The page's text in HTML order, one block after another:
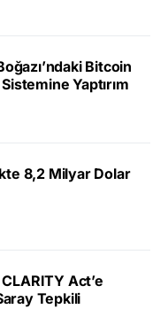
Bitcoin
Yaptırım
8,2 Milyar Dolar
Act’e
Tepkili